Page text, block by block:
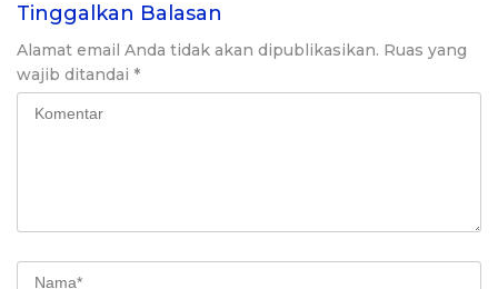
Tinggalkan Balasan
Alamat email Anda tidak akan dipublikasikan. Ruas yang
wajib ditandai *